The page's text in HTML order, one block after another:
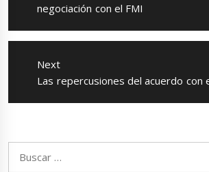
post:
negociación con el FMI
Next
Next
Las repercusiones del acuerdo con